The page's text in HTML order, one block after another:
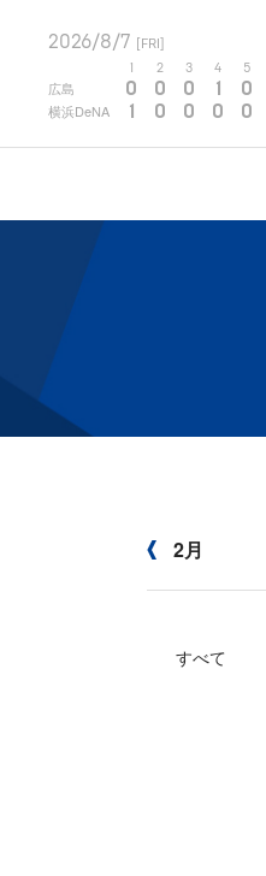
2026/8/7 [FRI]
2 3 4 5
広島 0 0 0 1 0
横浜DeNA 1 0 0 0 0
2月
すべて